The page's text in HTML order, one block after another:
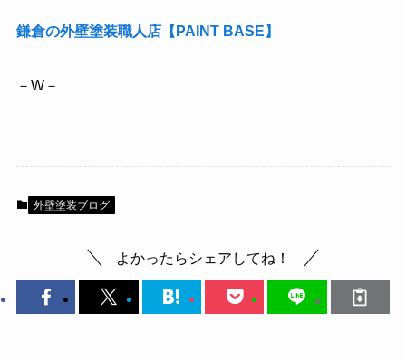
鎌倉の外壁塗装職人店【PAINT BASE】
－W－
外壁塗装ブログ
よかったらシェアしてね！